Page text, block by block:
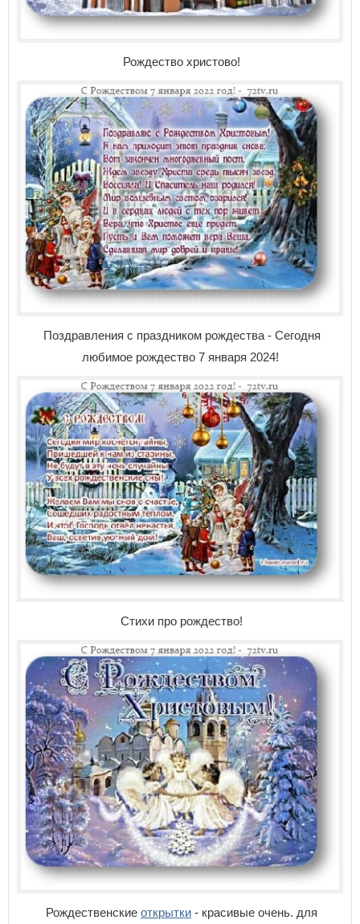
Рождество христово!
Поздравления с праздником рождества - Сегодня
любимое рождество 7 января 2024!
Стихи про рождество!
Рождественские открытки - красивые очень. для